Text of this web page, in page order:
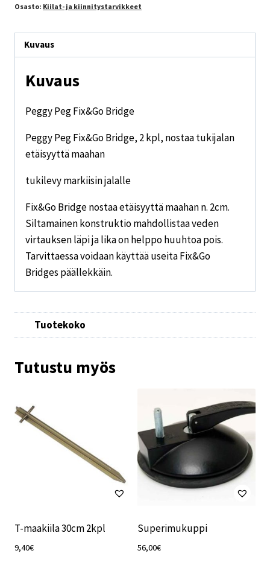
Osasto: Kiilat- ja kiinnitystarvikkeet
Kuvaus
Kuvaus
Peggy Peg Fix&Go Bridge
Peggy Peg Fix&Go Bridge, 2 kpl, nostaa tukijalan
etäisyyttä maahan
tukilevy markiisin jalalle
Fix&Go Bridge nostaa etäisyyttä maahan n. 2cm.
Siltamainen konstruktio mahdollistaa veden
virtauksen läpi ja lika on helppo huuhtoa pois.
Tarvittaessa voidaan käyttää useita Fix&Go
Bridges päällekkäin.
Tuotekoko
Tutustu myös
T-maakiila 30cm 2kpl
9,40€
Superimukuppi
56,00€